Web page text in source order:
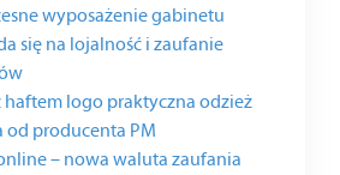
wyposażenie gabinetu
się na lojalność i zaufanie
haftem logo praktyczna odzież
od producenta PM
– nowa waluta zaufania